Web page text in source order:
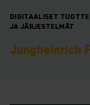
DIGITAALISET
JA JÄRJESTELMÄT
Jungheinrich